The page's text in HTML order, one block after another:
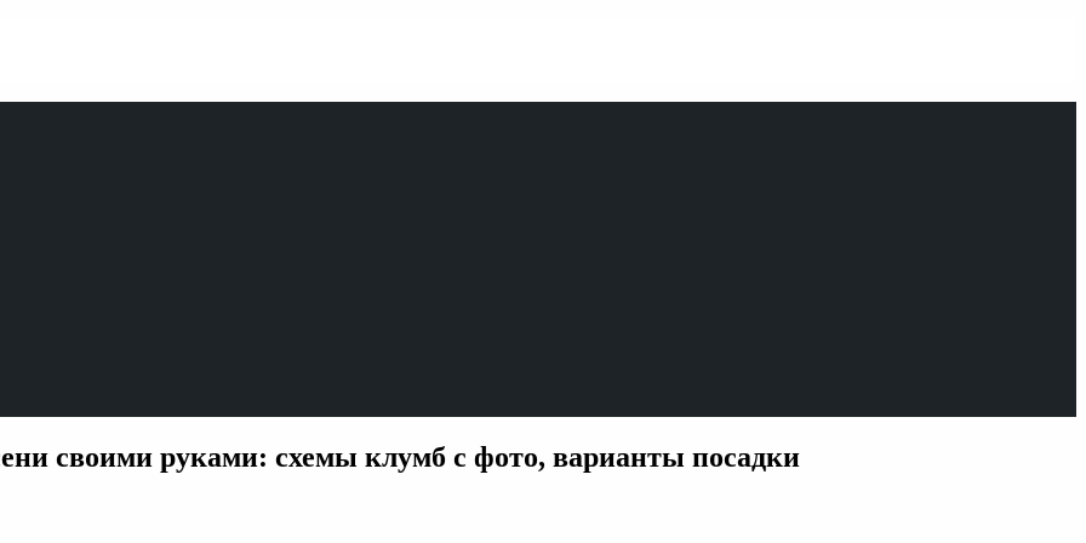
своими руками: схемы клумб с фото, варианты посадки